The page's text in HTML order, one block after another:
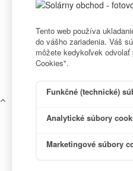
Tento web používa
do vášho zariadenia. Váš
môžete kedykoľvek
Cookies".
Funkčné (technické)
Analytické súbory
Marketingové súbory